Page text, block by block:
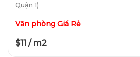
Quận 1)
Văn phòng Giá Rẻ
$11 / m2